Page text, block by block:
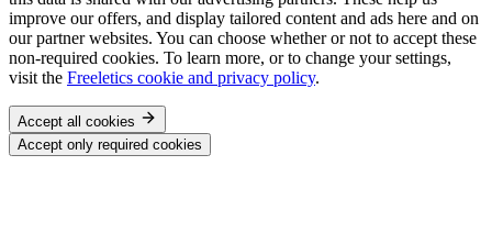
improve our offers, and display tailored content and ads here and on
our partner websites. You can choose whether or not to accept these
non-required cookies. To learn more, or to change your settings,
visit the Freeletics cookie and privacy policy.
Accept all cookies
Accept only required cookies